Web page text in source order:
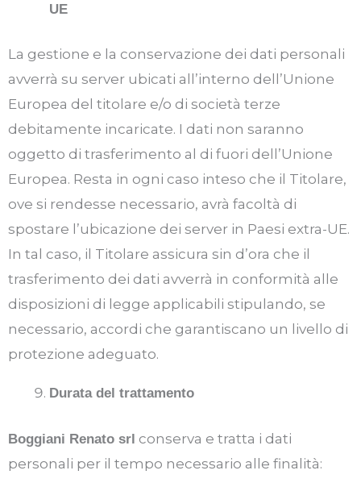
UE
La gestione e la conservazione dei dati personali
avverrà su server ubicati all’interno dell’Unione
Europea del titolare e/o di società terze
debitamente incaricate. I dati non saranno
oggetto di trasferimento al di fuori dell’Unione
Europea. Resta in ogni caso inteso che il Titolare,
ove si rendesse necessario, avrà facoltà di
spostare l’ubicazione dei server in Paesi extra-UE.
In tal caso, il Titolare assicura sin d’ora che il
trasferimento dei dati avverrà in conformità alle
disposizioni di legge applicabili stipulando, se
necessario, accordi che garantiscano un livello di
protezione adeguato.
Durata del trattamento
Boggiani Renato srl conserva e tratta i dati
personali per il tempo necessario alle finalità: